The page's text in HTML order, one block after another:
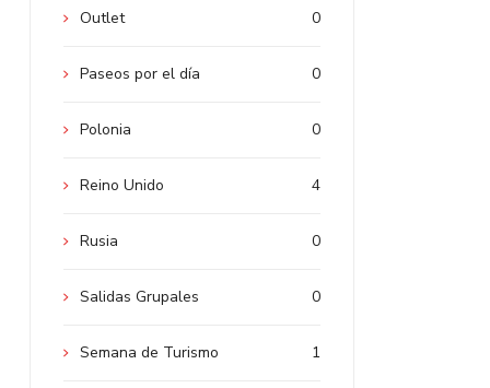
0
Outlet
0
Paseos por el día
0
Polonia
4
Reino Unido
0
Rusia
0
Salidas Grupales
1
Semana de Turismo